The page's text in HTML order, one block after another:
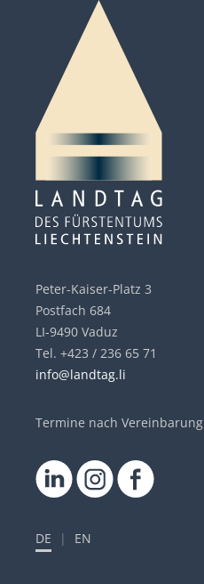
Peter-Kaiser-Platz 3
Postfach 684
LI-9490 Vaduz
Tel. +423 / 236 65 71
info@landtag.li
Termine nach Vereinbarung
DE | EN